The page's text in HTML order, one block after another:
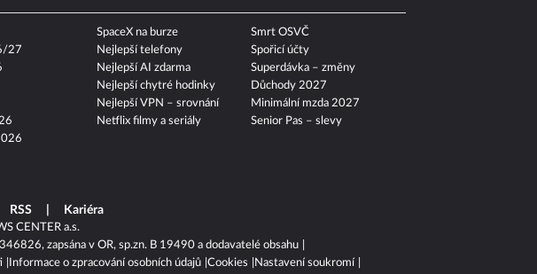
27
SpaceX na burze
Nejlepší telefony
Nejlepší AI zdarma
Nejlepší chytré hodinky
Nejlepší VPN – srovnání
Netflix filmy a seriály
Smrt OSVČ
Spořicí účty
Superdávka – změny
Důchody 2027
Minimální mzda 2027
Senior Pas – slevy
RSS Kariéra
CENTER a.s.
zapsána v OR, sp.zn. B 19490 a dodavatelé obsahu
Informace o zpracování osobních údajů Cookies Nastavení soukromí